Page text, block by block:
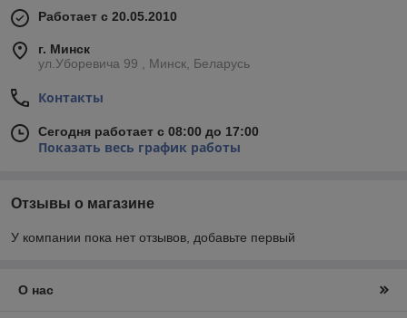
Работает с 20.05.2010
г. Минск
ул.Уборевича 99 , Минск, Беларусь
Контакты
Сегодня работает с 08:00 до 17:00
Показать весь график работы
Отзывы о магазине
У компании пока нет отзывов, добавьте первый
О нас